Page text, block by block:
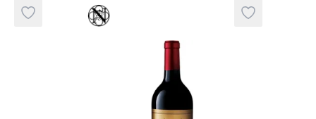
Add to wishlist
Vinothèque
Add to